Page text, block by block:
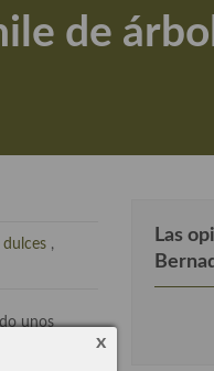
de
dulces ,
unos
he
Las
x